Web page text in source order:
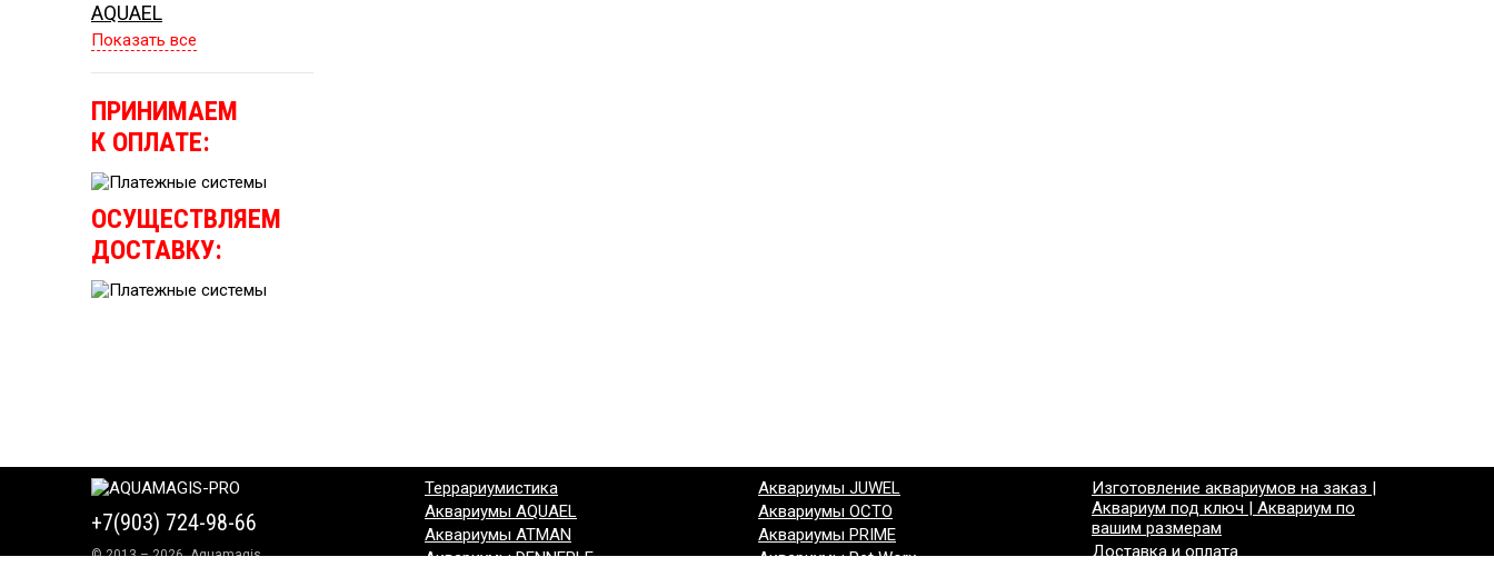
AQUAEL
Показать все
ПРИНИМАЕМ
К ОПЛАТЕ:
ОСУЩЕСТВЛЯЕМ
ДОСТАВКУ:
+7(903) 724-98-66
© 2013 – 2026, Aquamagis
Террариумистика
Аквариумы AQUAEL
Аквариумы ATMAN
Аквариумы DENNERLE
Аквариумы JUWEL
Аквариумы OCTO
Аквариумы PRIME
Аквариумы Pet Worx
Изготовление аквариумов на заказ |
Аквариум под ключ | Аквариум по
вашим размерам
Доставка и оплата